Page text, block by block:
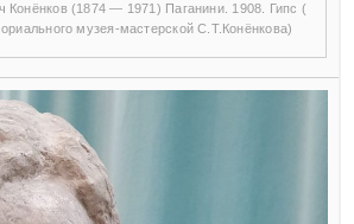
Конёнков (1874 — 1971) Паганини. 1908. Гипс (
музея-мастерской С.Т.Конёнкова)